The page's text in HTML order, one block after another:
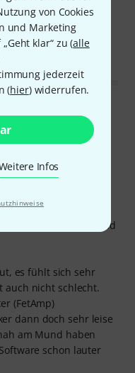
von Cookies
und Marketing
klar“ zu (alle
jederzeit
(hier) widerrufen.
Infos
fürs Streaming und
es fühlt sich sehr
auch nicht schlecht.
(FetAmp)
dann doch sehr leise
am Mund haben
schon lauter